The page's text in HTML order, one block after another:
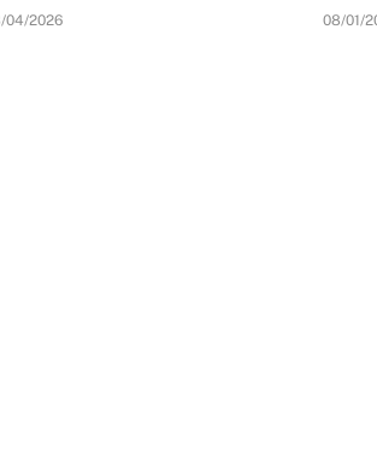
04/2026 08/01/